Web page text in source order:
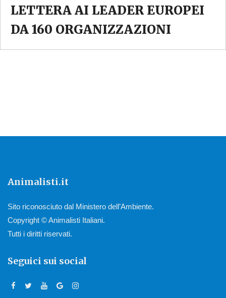
LETTERA AI LEADER EUROPEI
DA 160 ORGANIZZAZIONI
Animalisti.it
Sito riconosciuto dal Ministero dell’Ambiente.
Copyright © Animalisti Italiani.
Tutti i diritti riservati.
Seguici sui social